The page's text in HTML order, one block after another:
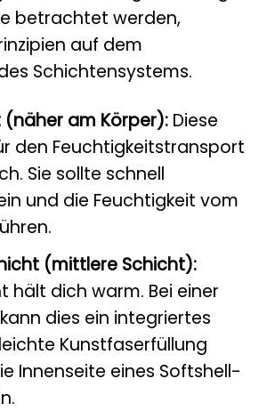
betrachtet werden,
auf dem
Schichtensystems.
(näher am Körper):Diese
den Feuchtigkeitstransport
Sie sollte schnell
und die Feuchtigkeit vom
(mittlere Schicht):
hält dich warm. Bei einer
dies ein integriertes
Kunstfaserfüllung
Innenseite eines Softshell-